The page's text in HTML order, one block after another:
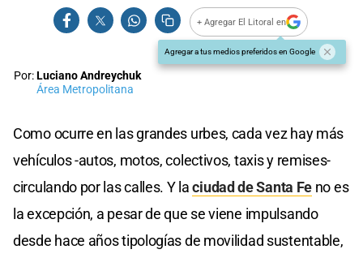
+ Agregar El Litoral en
Agregar a tus medios preferidos en Google
Por:Luciano Andreychuk
Área Metropolitana
Como ocurre en las grandes urbes, cada vez hay más
vehículos -autos, motos, colectivos, taxis y remises-
circulando por las calles. Y laciudad de Santa Fe no es
la excepción, a pesar de que se viene impulsando
desde hace años tipologías de movilidad sustentable,